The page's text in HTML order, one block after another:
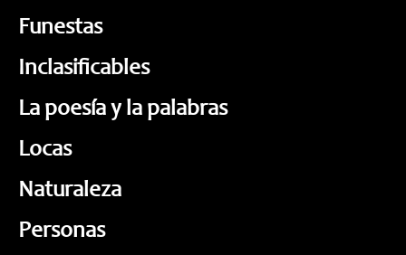
Funestas
Inclasificables
La poesía y la palabras
Locas
Naturaleza
Personas